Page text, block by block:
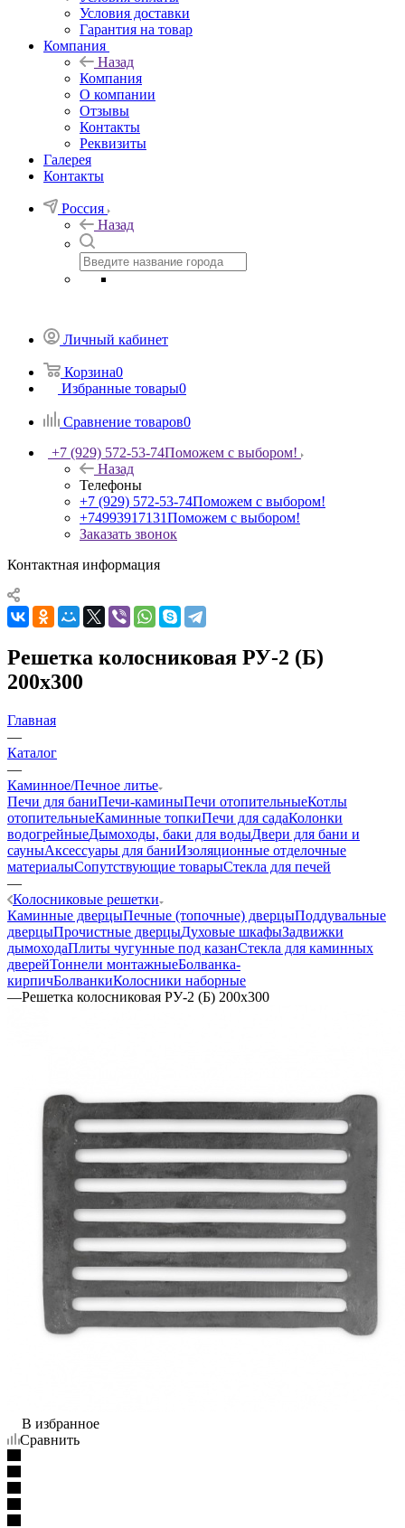
Условия доставки
Гарантия на товар
Компания
Назад
Компания
О компании
Отзывы
Контакты
Реквизиты
Галерея
Контакты
Россия
Назад
Личный кабинет
Корзина0
Избранные товары0
Сравнение товаров0
+7 (929) 572-53-74Поможем с выбором!
Назад
Телефоны
+7 (929) 572-53-74Поможем с выбором!
+74993917131Поможем с выбором!
Заказать звонок
Контактная информация
Решетка колосниковая РУ-2 (Б)
200х300
Главная
—
Каталог
—
Каминное/Печное литье
Печи для баниПечи-каминыПечи отопительныеКотлы
отопительныеКаминные топкиПечи для садаКолонки
водогрейныеДымоходы, баки для водыДвери для бани и
сауныАксессуары для баниИзоляционные отделочные
материалыСопутствующие товарыСтекла для печей
—
Колосниковые решетки
Каминные дверцыПечные (топочные) дверцыПоддувальные
дверцыПрочистные дверцыДуховые шкафыЗадвижки
дымоходаПлиты чугунные под казанСтекла для каминных
дверейТоннели монтажныеБолванка-
кирпичБолванкиКолосники наборные
—Решетка колосниковая РУ-2 (Б) 200х300
В избранное
Сравнить